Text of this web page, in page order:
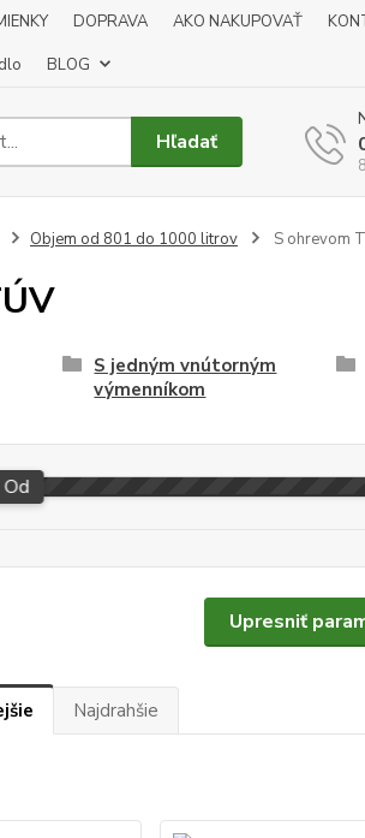
DOPRAVA AKO NAKUPOVAŤ
BLOG
Hľadať
Objem od 801 do 1000 litrov S ohrevom
S jedným vnútorným
výmenníkom
Upresniť
Od
Najdrahšie